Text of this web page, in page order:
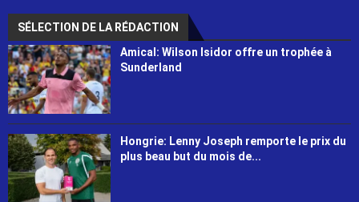
SÉLECTION DE LA RÉDACTION
Amical: Wilson Isidor offre un trophée à
Sunderland
Hongrie: Lenny Joseph remporte le prix du
plus beau but du mois de...